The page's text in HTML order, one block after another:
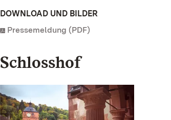
DOWNLOAD UND BILDER
Pressemeldung (PDF)
Schlosshof